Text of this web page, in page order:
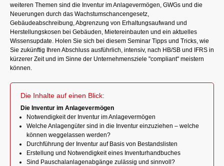
weiteren Themen sind die Inventur im Anlagevermögen, GWGs und die
Neuerungen durch das Wachstumschancengesetz,
Gebäudeabschreibung, Abgrenzung von Erhaltungsaufwand und
Herstellungskosen bei Gebäuden, Mietereinbauten und ein aktuelles
Wissensupdate. Holen Sie sich bei diesem Seminar Tipps und Tricks, wie
Sie zukünftig Ihren Abschluss ausführlich, intensiv, nach HB/SB und IFRS in
kürzerer Zeit und im Sinne der Unternehmensziele "compliant" meistern
können.
Die Inhalte auf einen Blick:
Die Inventur im Anlagevermögen
Notwendigkeit der Inventur im Anlagevermögen
Welche Anlagengüter sind in die Inventur einzuziehen – welche
können weggelassen werden?
Durchführung der Inventur auf Basis von Bestandslisten
Erstellung und Notwendigkeit eines Inventurhandbuches
Sind Pauschalanlagenabgänge zulässig und sinnvoll?